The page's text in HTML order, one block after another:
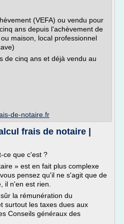
(VEFA) ou vendu pour
ans depuis l'achèvement de
maison, local professionnel
de cinq ans et déjà vendu au
de-notaire.fr
frais de notaire |
ce que c'est ?
» est en fait plus complexe
pensez qu'il ne s'agit que de
il n'en est rien.
la rémunération du
surtout les taxes dues aux
Conseils généraux des